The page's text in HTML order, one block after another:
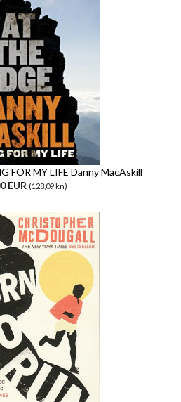
FOR MY LIFE Danny MacAskill
EUR (128,09 kn)